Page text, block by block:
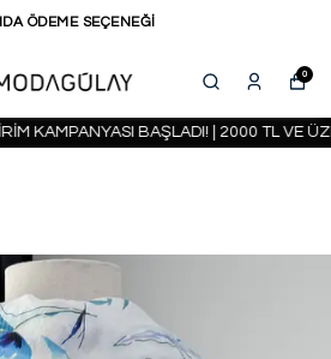
ÖDEME SEÇENEĞİ
0
KAMPANYASI BAŞLADI! | 2000 TL VE